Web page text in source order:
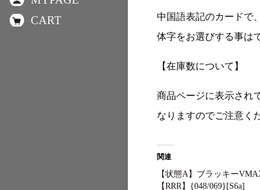
中国語表記のカードで
体字をお選びする事は
【在庫数について】
商品ページに表示され
なりますのでご注意く
関連
【状態A】ブラッキー
【RRR】{048/069}[S6a]
CART